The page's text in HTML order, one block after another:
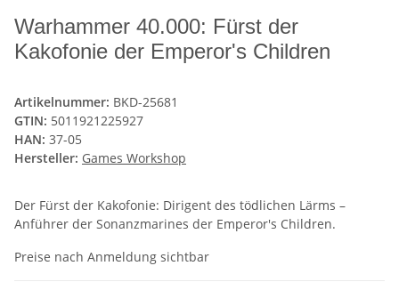
Warhammer 40.000: Fürst der
Kakofonie der Emperor's Children
Artikelnummer: BKD-25681
GTIN: 5011921225927
HAN: 37-05
Hersteller: Games Workshop
Der Fürst der Kakofonie: Dirigent des tödlichen Lärms –
Anführer der Sonanzmarines der Emperor's Children.
Preise nach Anmeldung sichtbar